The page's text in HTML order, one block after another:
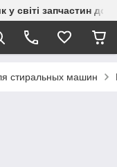
світі запчастин до
стиральных машин